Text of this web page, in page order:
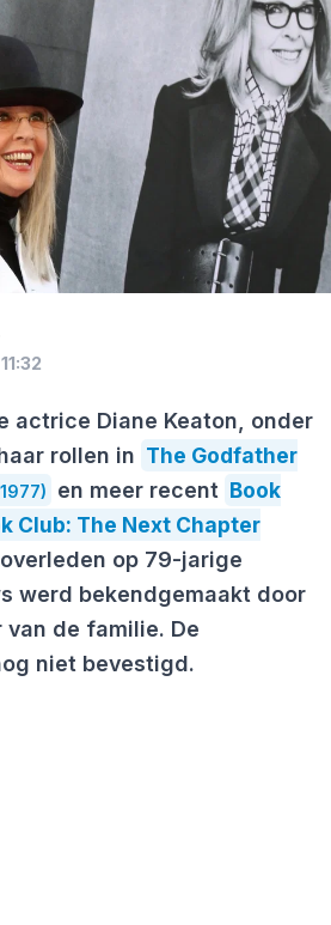
actrice Diane Keaton, onder
rollen in The Godfather
en meer recent Book
Club: The Next Chapter
op 79-jarige
werd bekendgemaakt door
de familie. De
niet bevestigd.